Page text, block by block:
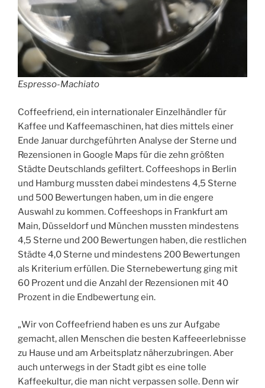
Espresso-Machiato
Coffeefriend, ein internationaler Einzelhändler für
Kaffee und Kaffeemaschinen, hat dies mittels einer
Ende Januar durchgeführten Analyse der Sterne und
Rezensionen in Google Maps für die zehn größten
Städte Deutschlands gefiltert. Coffeeshops in Berlin
und Hamburg mussten dabei mindestens 4,5 Sterne
und 500 Bewertungen haben, um in die engere
Auswahl zu kommen. Coffeeshops in Frankfurt am
Main, Düsseldorf und München mussten mindestens
4,5 Sterne und 200 Bewertungen haben, die restlichen
Städte 4,0 Sterne und mindestens 200 Bewertungen
als Kriterium erfüllen. Die Sternebewertung ging mit
60 Prozent und die Anzahl der Rezensionen mit 40
Prozent in die Endbewertung ein.
„Wir von Coffeefriend haben es uns zur Aufgabe
gemacht, allen Menschen die besten Kaffeeerlebnisse
zu Hause und am Arbeitsplatz näherzubringen. Aber
auch unterwegs in der Stadt gibt es eine tolle
Kaffeekultur, die man nicht verpassen solle. Denn wir